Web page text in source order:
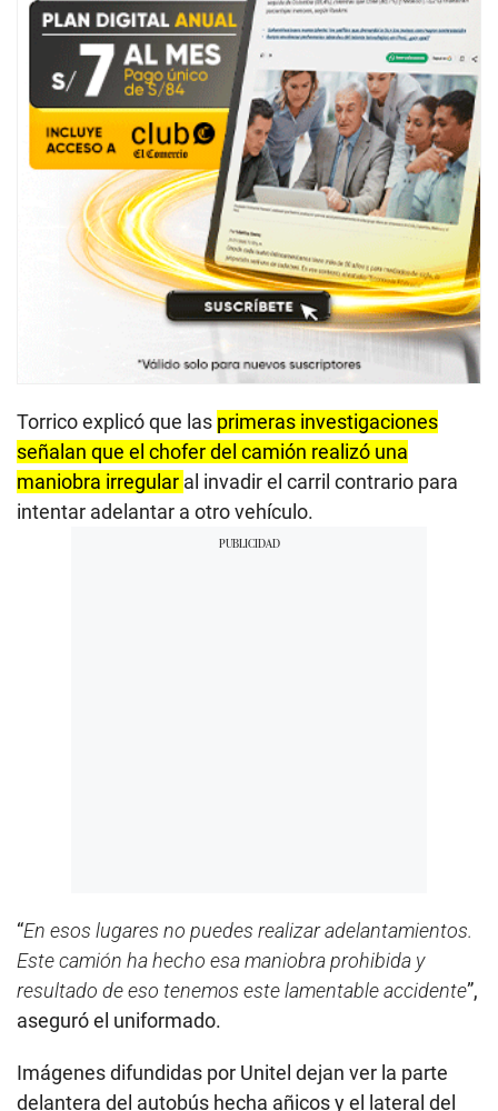
Torrico explicó que las primeras investigaciones
señalan que el chofer del camión realizó una
maniobra irregular al invadir el carril contrario para
intentar adelantar a otro vehículo.
“En esos lugares no puedes realizar adelantamientos.
Este camión ha hecho esa maniobra prohibida y
resultado de eso tenemos este lamentable accidente”,
aseguró el uniformado.
Imágenes difundidas por Unitel dejan ver la parte
delantera del autobús hecha añicos y el lateral del